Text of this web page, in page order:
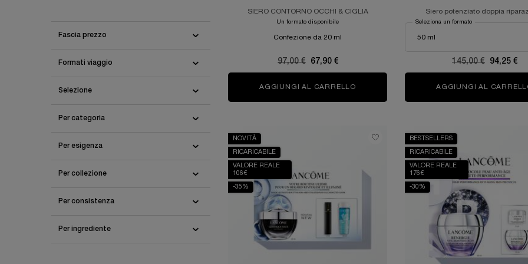
Fascia prezzo
Formati viaggio
Selezione
Per categoria
Per esigenza
Per collezione
Per consistenza
Per ingrediente
SIERO CONTORNO OCCHI & CIGLIA
Un formato disponibile
Confezione da 20 ml
Old price
97,00 € New price
67,90 €
AGGIUNGI AL CARRELLO ADVANCED GÉNIFIQUE YEUX LIGHT-PEARL
Siero potenziato doppia
Seleziona un formato
Old price
145,00 € New price
94,25 €
AGGIUNGI AL
NOVITÀ
RICARICABILE
VALORE REALE
106€
-35%
BESTSELLERS
RICARICABILE
VALORE REALE
176€
-30%